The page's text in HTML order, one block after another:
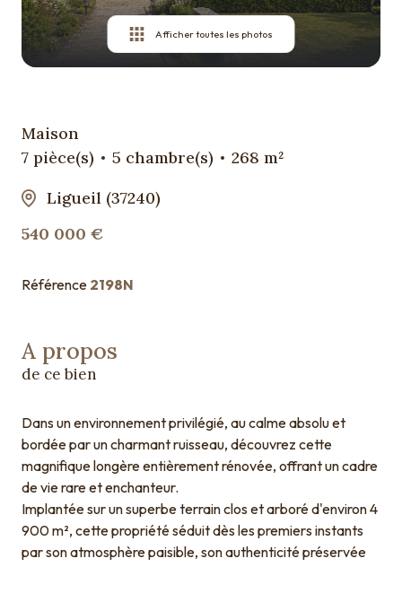
Afficher toutes les photos
Maison
7 pièce(s)
5 chambre(s)
268 m²
Ligueil (37240)
540 000 €
Référence 2198N
A propos
de ce bien
Dans un environnement privilégié, au calme absolu et
bordée par un charmant ruisseau, découvrez cette
magnifique longère entièrement rénovée, offrant un cadre
de vie rare et enchanteur.
Implantée sur un superbe terrain clos et arboré d'environ 4
900 m², cette propriété séduit dès les premiers instants
par son atmosphère paisible, son authenticité préservée